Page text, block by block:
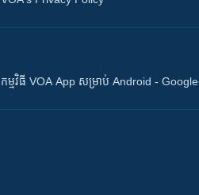
កម្មវិធី​ VOA App សម្រាប់ Android - Google